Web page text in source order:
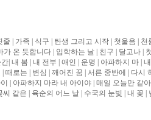
줄 가족 식구 탄생 그리고 시작 첫울음 천
가 온 듯합니다 입학하는 날 친구 달고나
간 내 봄 내 전부 애인 운명 아파하지 마
때로는 변심 깨어진 꿈 서른 중반에 다시
아파하지 마라 내 아이야 매일 오늘만 같
씨 같은 육순의 어느 날 수국의 눈빛 내 꽃